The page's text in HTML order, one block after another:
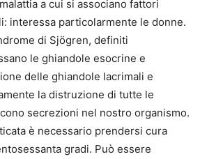
a cui si associano fattori
interessa particolarmente le donne.
di Sjögren, definiti
le ghiandole esocrine e
delle ghiandole lacrimali e
la distruzione di tutte le
secrezioni nel nostro organismo.
è necessario prendersi cura
gradi. Può essere